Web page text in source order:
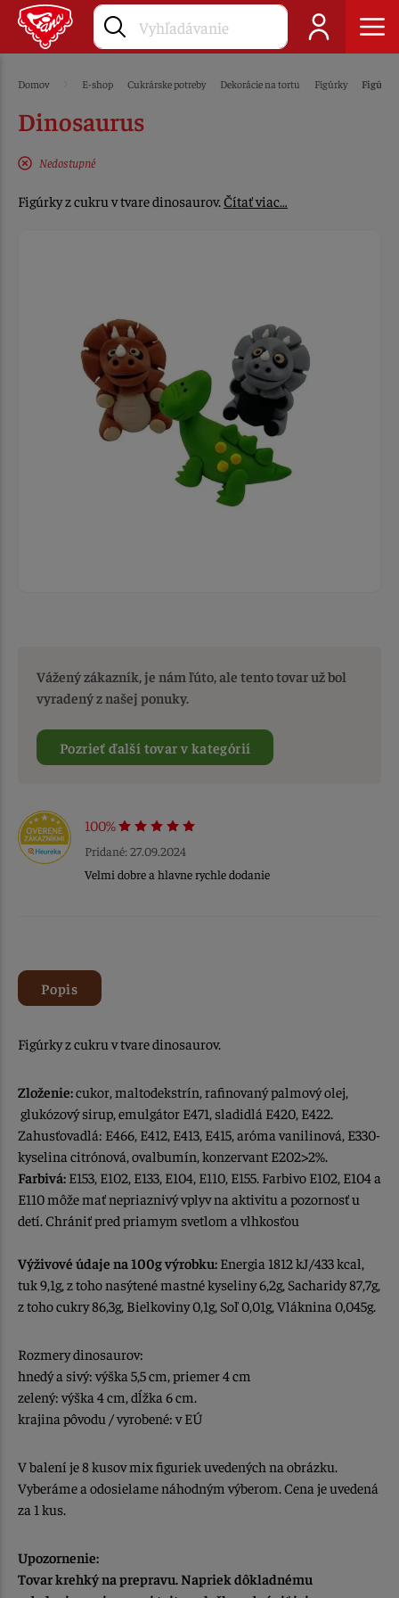
Domov E-shop Cukrárske potreby Dekorácie na tortu Figúrky
Dinosaurus
Nedostupné
Figúrky z cukru v tvare dinosaurov.Čítať viac…
Vážený zákazník, je nám ľúto, ale tento tovar už bol
vyradený z našej ponuky.
Pozrieť ďalší tovar v kategórií
100%
Pridané: 27.09.2024
Velmi dobre a hlavne rychle dodanie
Popis
Figúrky z cukru v tvare dinosaurov.
Zloženie:cukor, maltodekstrín, rafinovaný palmový olej,
glukózový sirup, emulgátor E471, sladidlá E420, E422.
Zahusťovadlá: E466, E412, E413, E415, aróma vanilinová, E330-
kyselina citrónová, ovalbumín, konzervant E202>2%.
Farbivá: E153, E102, E133, E104, E110, E155. Farbivo E102, E104 a
E110 môže mať nepriaznivý vplyv na aktivitu a pozornosť u
detí. Chrániť pred priamym svetlom a vlhkosťou
Výživové údaje na 100g výrobku: Energia 1812 kJ/433 kcal,
tuk 9,1g, z toho nasýtené mastné kyseliny 6,2g, Sacharidy 87,7g,
z toho cukry 86,3g, Bielkoviny 0,1g, Soľ 0,01g, Vláknina 0,045g.
Rozmery dinosaurov:
hnedý a sivý: výška 5,5 cm, priemer 4 cm
zelený: výška 4 cm, dĺžka 6 cm.
krajina pôvodu / vyrobené: v EÚ
V balení je 8 kusov mix figuriek uvedených na obrázku.
Vyberáme a odosielame náhodným výberom. Cena je uvedená
za 1 kus.
Upozornenie:
Tovar krehký na prepravu. Napriek dôkladnému